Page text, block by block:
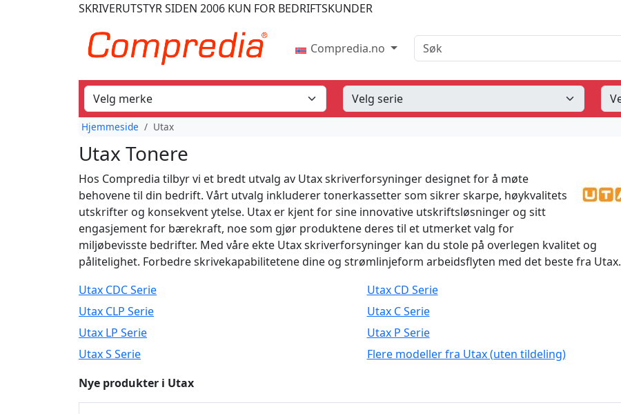
SKRIVERUTSTYRSIDEN 2006 KUN FOR BEDRIFTSKUNDER
Compredia.no Søk
Hjemmeside Utax
Utax Tonere
Hos Compredia tilbyr vi et bredt utvalg av Utax skriverforsyninger designet for å møte
behovene til din bedrift. Vårt utvalg inkluderer tonerkassetter som sikrer skarpe, høykvalitets
utskrifter og konsekvent ytelse. Utax er kjent for sine innovative utskriftsløsninger og sitt
engasjement for bærekraft, noe som gjør produktene deres til et utmerket valg for
miljøbevisste bedrifter. Med våre ekte Utax skriverforsyninger kan du stole på overlegen kvalitet og
pålitelighet. Forbedre skrivekapabilitetene dine og strømlinjeform arbeidsflyten med det beste fra Utax.
Utax CDC Serie
Utax CD Serie
Utax CLP Serie
Utax C Serie
Utax LP Serie
Utax P Serie
Utax S Serie
Flere modeller fra Utax (uten tildeling)
Nye produkter i Utax